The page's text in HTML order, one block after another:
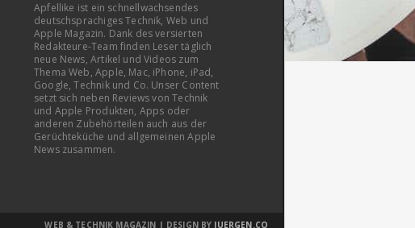
Apfellike ist ein schnellwachsendes
deutschsprachiges Technik, Web und
Apple Magazin. Dank des versierten
Redakteure-Team finden Leser täglich
neue News, Artikel und Videos zum
Thema Web, Apple, Mac, iPhone, iPad,
Google, Technik und Co. Unser Content
setzt sich neben Reviews von Technik
und Apple Produkten, Apps oder
anderen Zubehörteilen auch aus der
Gerüchteküche und allgemeinen Apple
News zusammen.
WEB & TECHNIK MAGAZIN | DESIGN BY JUERGEN.CO